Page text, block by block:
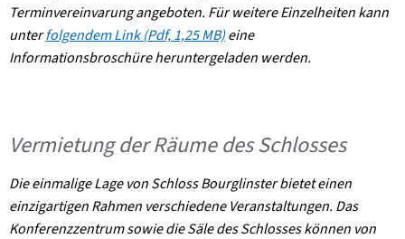
Terminvereinvarung angeboten. Für weitere Einzelheiten kann
unterfolgendem Link (Pdf, 1,25 MB)eine
Informationsbroschüre heruntergeladen werden.
Vermietung der Räume des Schlosses
Die einmalige Lage von Schloss Bourglinster bietet einen
einzigartigen Rahmen verschiedene Veranstaltungen. Das
Konferenzzentrum sowie die Säle des Schlosses können von